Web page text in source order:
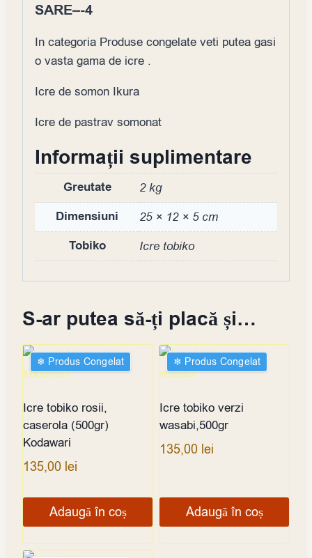
SARE–-4
In categoria Produse congelate veti putea gasi
o vasta gama de icre .
Icre de somon Ikura
Icre de pastrav somonat
Informații suplimentare
Greutate 2 kg
Dimensiuni 25 × 12 × 5 cm
Tobiko Icre tobiko
S-ar putea să-ți placă și…
❄︎ Produs Congelat
Icre tobiko rosii,
caserola (500gr)
Kodawari
135,00 lei
Adaugă în coș
❄︎ Produs Congelat
Icre tobiko verzi
wasabi,500gr
135,00 lei
Adaugă în coș